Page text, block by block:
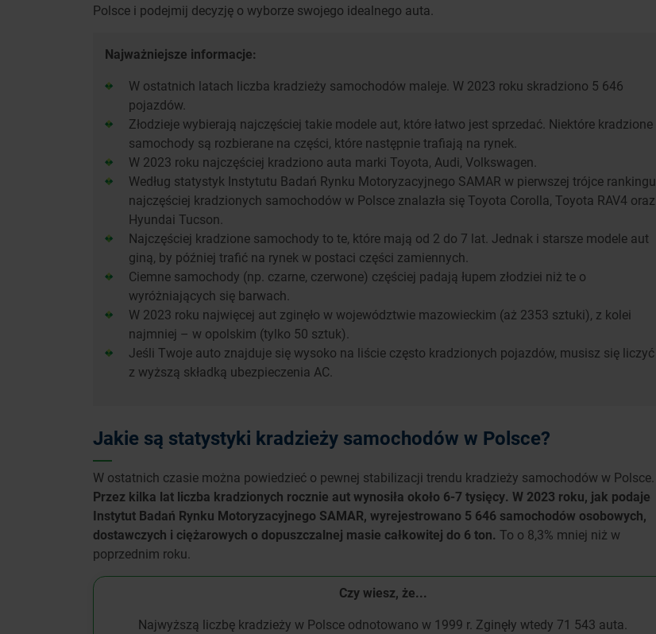
Polsce i podejmij decyzję o wyborze swojego idealnego auta.
Najważniejsze informacje:
W ostatnich latach liczba kradzieży samochodów maleje. W 2023 roku skradziono 5 646
pojazdów.
Złodzieje wybierają najczęściej takie modele aut, które łatwo jest sprzedać. Niektóre kradzione
samochody są rozbierane na części, które następnie trafiają na rynek.
W 2023 roku najczęściej kradziono auta marki Toyota, Audi, Volkswagen.
Według statystyk Instytutu Badań Rynku Motoryzacyjnego SAMAR w pierwszej trójce rankingu
najczęściej kradzionych samochodów w Polsce znalazła się Toyota Corolla, Toyota RAV4 oraz
Hyundai Tucson.
Najczęściej kradzione samochody to te, które mają od 2 do 7 lat. Jednak i starsze modele aut
giną, by później trafić na rynek w postaci części zamiennych.
Ciemne samochody (np. czarne, czerwone) częściej padają łupem złodziei niż te o
wyróżniających się barwach.
W 2023 roku najwięcej aut zginęło w województwie mazowieckim (aż 2353 sztuki), z kolei
najmniej – w opolskim (tylko 50 sztuk).
Jeśli Twoje auto znajduje się wysoko na liście często kradzionych pojazdów, musisz się liczyć
z wyższą składką ubezpieczenia AC.
Jakie są statystyki kradzieży samochodów w Polsce?
W ostatnich czasie można powiedzieć o pewnej stabilizacji trendu kradzieży samochodów w Polsce.
Przez kilka lat liczba kradzionych rocznie aut wynosiła około 6-7 tysięcy. W 2023 roku, jak podaje
Instytut Badań Rynku Motoryzacyjnego SAMAR, wyrejestrowano 5 646 samochodów osobowych,
dostawczych i ciężarowych o dopuszczalnej masie całkowitej do 6 ton. To o 8,3% mniej niż w
poprzednim roku.
Czy wiesz, że...
Najwyższą liczbę kradzieży w Polsce odnotowano w 1999 r. Zginęły wtedy 71 543 auta.